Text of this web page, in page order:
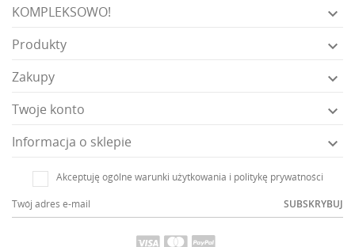
KOMPLEKSOWO! 
Produkty 
Zakupy 
Twoje konto 
Informacja o sklepie 
Akceptuję ogólne warunki użytkowania i politykę prywatności
SUBSKRYBUJ